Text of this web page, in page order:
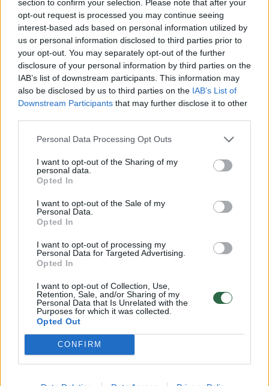
section to confirm your selection. Please note that after your
opt-out request is processed you may continue seeing
interest-based ads based on personal information utilized by
us or personal information disclosed to third parties prior to
your opt-out. You may separately opt-out of the further
disclosure of your personal information by third parties on the
IAB’s list of downstream participants. This information may
also be disclosed by us to third parties on the IAB’s List of
Downstream Participants that may further disclose it to other
Personal Data Processing Opt Outs
I want to opt-out of the Sharing of my
personal data.
Opted In
I want to opt-out of the Sale of my
Personal Data.
Opted In
I want to opt-out of processing my
Personal Data for Targeted Advertising.
Opted In
I want to opt-out of Collection, Use,
Retention, Sale, and/or Sharing of my
Personal Data that Is Unrelated with the
Purposes for which it was collected.
Opted Out
CONFIRM
Buvo pastebėta, kad yra sugadintos
seniūnijos pastato durys, langas, lauko laiptų
turėklas ir kt. Žala – 354,50 Eur.
Dėl įvykio šaukimas atvykti į apklausą
gimusiam vaikinui, kuriam nustatytas 1,59
prom. girtumas.
Dėl turto sunaikinimo ar sugadinimo
pradėtas ikiteisminis tyrimas.
Klaipėdos rajonas
Komentuoti po šiuo straipsniu
Komentuoti gali tik Lrytas registruoti vartotojai.
Prisijunkite prie registruotų vartotojų